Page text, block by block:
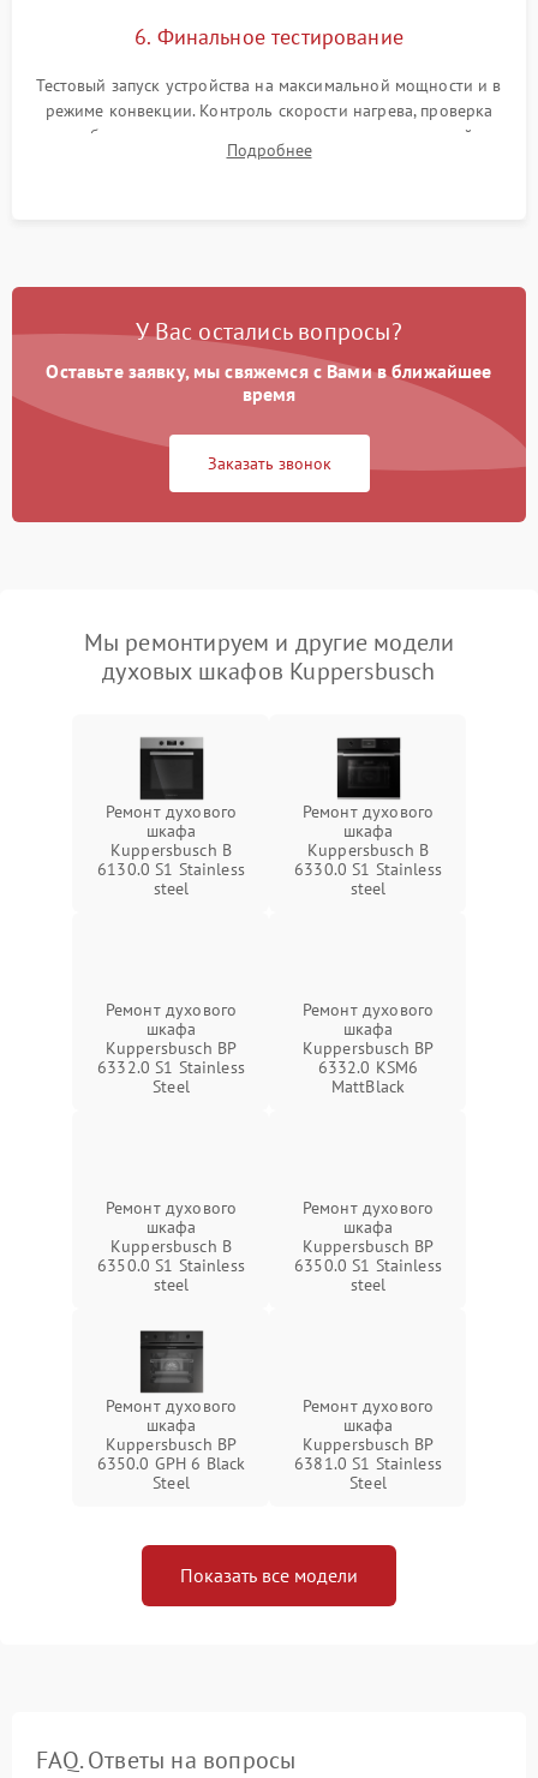
6. Финальное тестирование
Тестовый запуск устройства на максимальной мощности и в
режиме конвекции. Контроль скорости нагрева, проверка
срабатывания термостата при достижении заданной
температуры и тест на отсутствие утечек тока.
Подробнее
У Вас остались вопросы?
Оставьте заявку, мы свяжемся с Вами в ближайшее
время
Заказать звонок
Мы ремонтируем и другие модели
духовых шкафов Kuppersbusch
Ремонт духового
шкафа
Kuppersbusch B
6130.0 S1 Stainless
steel
Ремонт духового
шкафа
Kuppersbusch B
6330.0 S1 Stainless
steel
Ремонт духового
шкафа
Kuppersbusch BP
6332.0 S1 Stainless
Steel
Ремонт духового
шкафа
Kuppersbusch BP
6332.0 KSM6
MattBlack
Ремонт духового
шкафа
Kuppersbusch B
6350.0 S1 Stainless
steel
Ремонт духового
шкафа
Kuppersbusch BP
6350.0 S1 Stainless
steel
Ремонт духового
шкафа
Kuppersbusch BP
6350.0 GPH 6 Black
Steel
Ремонт духового
шкафа
Kuppersbusch BP
6381.0 S1 Stainless
Steel
Показать все модели
FAQ. Ответы на вопросы